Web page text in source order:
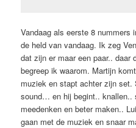
Vandaag als eerste 8 nummers
de held van vandaag. Ik zeg
dat zijn er maar een paar.. daar
begreep ik waarom. Martijn
muziek en stapt achter zijn set.
sound… en hij begint..
meedenken en beter maken..
gaan met de muziek en snaar